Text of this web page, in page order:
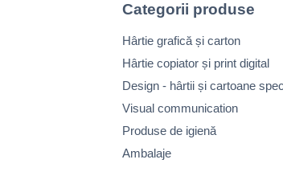
Categorii produse
Hârtie grafică și carton
Hârtie copiator și print digital
Design - hârtii și cartoane
Visual communication
Produse de igienă
Ambalaje